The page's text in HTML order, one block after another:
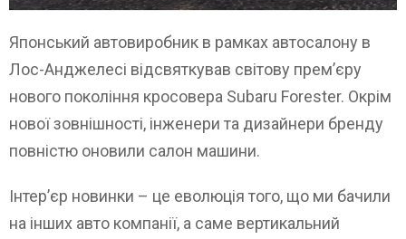
Японський автовиробник в рамках автосалону в
Лос-Анджелесі відсвяткував світову прем’єру
нового покоління кросовера Subaru Forester. Окрім
нової зовнішності, інженери та дизайнери бренду
повністю оновили салон машини.
Інтер’єр новинки – це еволюція того, що ми бачили
на інших авто компанії, а саме вертикальний